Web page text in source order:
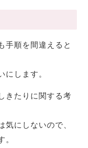
手順を間違えると
にします。
きたりに関する考
気にしないので、
。